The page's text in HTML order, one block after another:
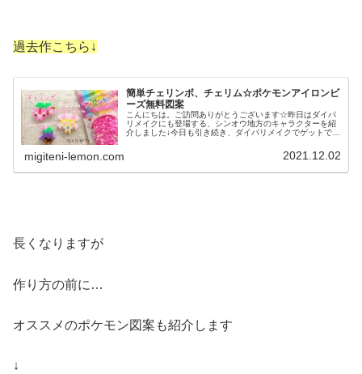
過去作こちら↓
簡単チェリンボ、チェリム☆ポケモンアイロンビ
ーズ無料図案
こんにちは。ご訪問ありがとうございます☆昨日はダイパ
リメイクにも登場する、シンオウ地方のキャラクターを紹
介しました↓今日も引き続き、ダイパリメイクでゲットでき
migiteni-lemon.com 2021.12.02
長くなりますが
作り方の前に…
オススメのポケモン図案も紹介します
↓